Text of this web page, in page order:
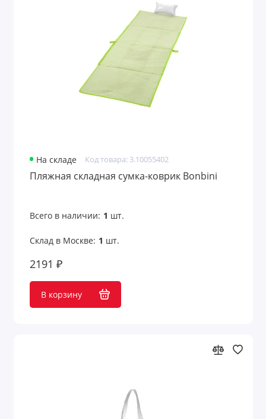
Чехлы для ноутбука
Чехлы для одежды
Чехлы для планшетов
На складе Код товара: 3.10055402
Пляжная складная сумка-коврик Bonbini
Всего в наличии: 1 шт.
Склад в Москве: 1 шт.
2191 ₽
В корзину